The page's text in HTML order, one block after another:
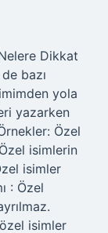
Dikkat
bazı
yola
yazarken
Özel
isimlerin
isimler
: Özel
isimler